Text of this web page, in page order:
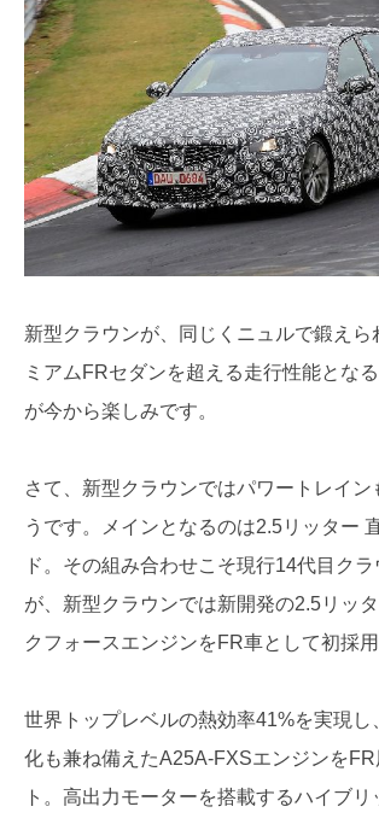
新型クラウンが、同じくニュルで鍛えら
ミアムFRセダンを超える走行性能とな
が今から楽しみです。
さて、新型クラウンではパワートレイン
うです。メインとなるのは2.5リッター
ド。その組み合わせこそ現行14代目ク
が、新型クラウンでは新開発の2.5リッ
クフォースエンジンをFR車として初採用
世界トップレベルの熱効率41%を実現し
化も兼ね備えたA25A-FXSエンジンを
ト。高出力モーターを搭載するハイブリ